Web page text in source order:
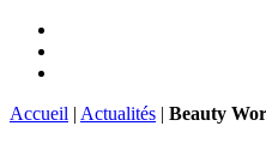
Accueil | Actualités | Beauty